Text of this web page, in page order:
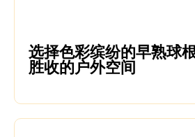
选择色彩缤纷的早熟球
胜收的户外空间